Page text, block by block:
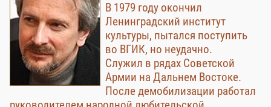
В 1979 году окончил
Ленинградский институт
культуры, пытался поступить
во ВГИК, но неудачно.
Служил в рядах Советской
Армии на Дальнем Востоке.
После демобилизации работал